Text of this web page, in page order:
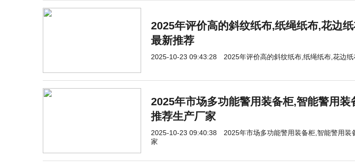
2025年评价高的斜纹纸布,纸绳纸布,花边
最新推荐
2025-10-23 09:43:28 2025年评价高的斜纹纸布,纸绳纸布,花边
2025年市场多功能警用装备柜,智能警用装
推荐生产厂家
2025-10-23 09:40:38
2025年市场多功能警用装备柜,智能警用装
家